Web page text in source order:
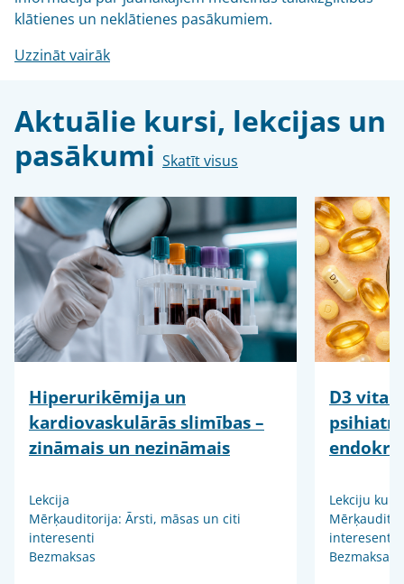
klātienes un neklātienes pasākumiem.
Uzzināt vairāk
Aktuālie kursi, lekcijas un
pasākumi Skatīt visus
Hiperurikēmija un
kardiovaskulārās slimības –
zināmais un nezināmais
Lekcija
Mērķauditorija: Ārsti, māsas un citi
interesenti
Bezmaksas
D3
Lekciju
interesenti
Bezmaksas